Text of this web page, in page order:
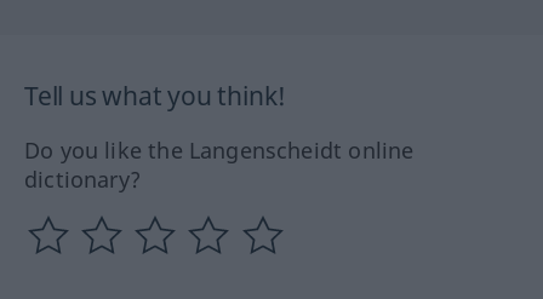
Tell us what you think!
Do you like the Langenscheidt online
dictionary?